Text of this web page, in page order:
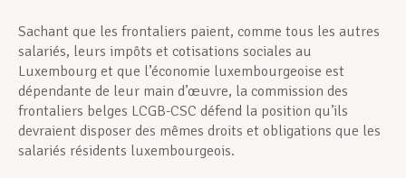
Sachant que les frontaliers paient, comme tous les autres
salariés, leurs impôts et cotisations sociales au
Luxembourg et que l’économie luxembourgeoise est
dépendante de leur main d’œuvre, la commission des
frontaliers belges LCGB-CSC défend la position qu’ils
devraient disposer des mêmes droits et obligations que les
salariés résidents luxembourgeois.